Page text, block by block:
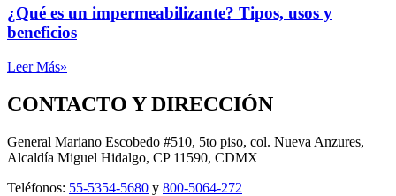
¿Qué es un impermeabilizante? Tipos, usos y
beneficios
Leer Más»
CONTACTO Y DIRECCIÓN
General Mariano Escobedo #510, 5to piso, col. Nueva Anzures,
Alcaldía Miguel Hidalgo, CP 11590, CDMX
Teléfonos: 55-5354-5680 y 800-5064-272